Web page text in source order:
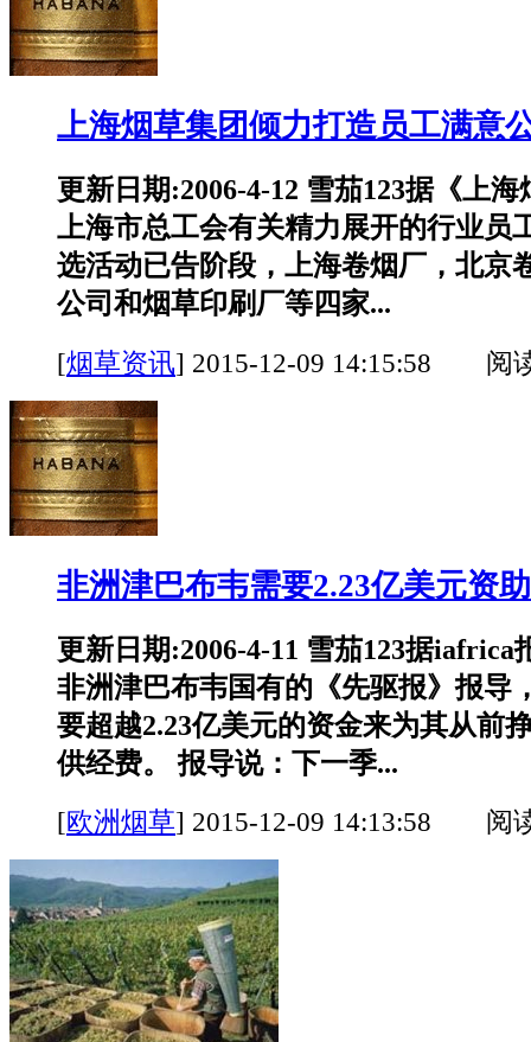
上海烟草集团倾力打造员工满意
更新日期:2006-4-12 雪茄123据《上
上海市总工会有关精力展开的行业员
选活动已告阶段，上海卷烟厂，北京
公司和烟草印刷厂等四家...
[烟草资讯] 2015-12-09 14:15:58 阅
非洲津巴布韦需要2.23亿美元资
更新日期:2006-4-11 雪茄123据iafrica
非洲津巴布韦国有的《先驱报》报导
要超越2.23亿美元的资金来为其从前
供经费。 报导说：下一季...
[欧洲烟草] 2015-12-09 14:13:58 阅